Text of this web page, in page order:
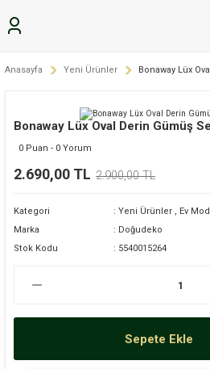
Anasayfa Yeni Ürünler Bonaway Lüx
Bonaway Lüx Oval Derin Gümüş
0 Puan - 0 Yorum
2.690,00 TL 2.900,00 TL
Kategori Yeni Ürünler , Ev
Marka
Doğudeko
Stok Kodu
5540015264
Sepete Ekle